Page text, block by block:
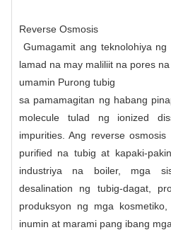
Reverse Osmosis
Gumagamit ang teknolohiya
lamad na may maliliit na pores na
umamin Purong tubig
sa pamamagitan ng habang
molecule tulad ng ionized
impurities. Ang reverse
purified na tubig at kapaki-
industriya na boiler, mga
desalination ng tubig-dagat,
produksyon ng mga
inumin at marami pang ibang